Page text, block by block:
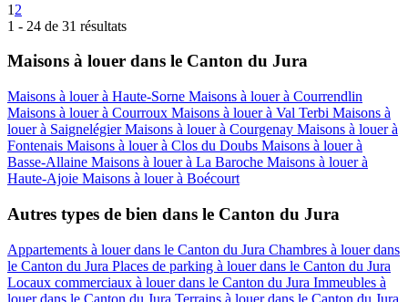
1 2
1 - 24 de 31 résultats
Maisons à louer dans le Canton du Jura
Maisons à louer à Haute-Sorne Maisons à louer à Courrendlin
Maisons à louer à Courroux Maisons à louer à Val Terbi Maisons à
louer à SaignelégierMaisons à louer à Courgenay Maisons à louer à
Fontenais Maisons à louer à Clos du Doubs Maisons à louer à
Basse-Allaine Maisons à louer à La Baroche Maisons à louer à
Haute-Ajoie Maisons à louer à Boécourt
Autres types de bien dans le Canton du Jura
Appartements à louer dans le Canton du Jura Chambres à louer dans
le Canton du Jura Places de parking à louer dans le Canton du Jura
Locaux commerciaux à louer dans le Canton du Jura Immeubles à
louer dans le Canton du Jura Terrains à louer dans le Canton du Jura